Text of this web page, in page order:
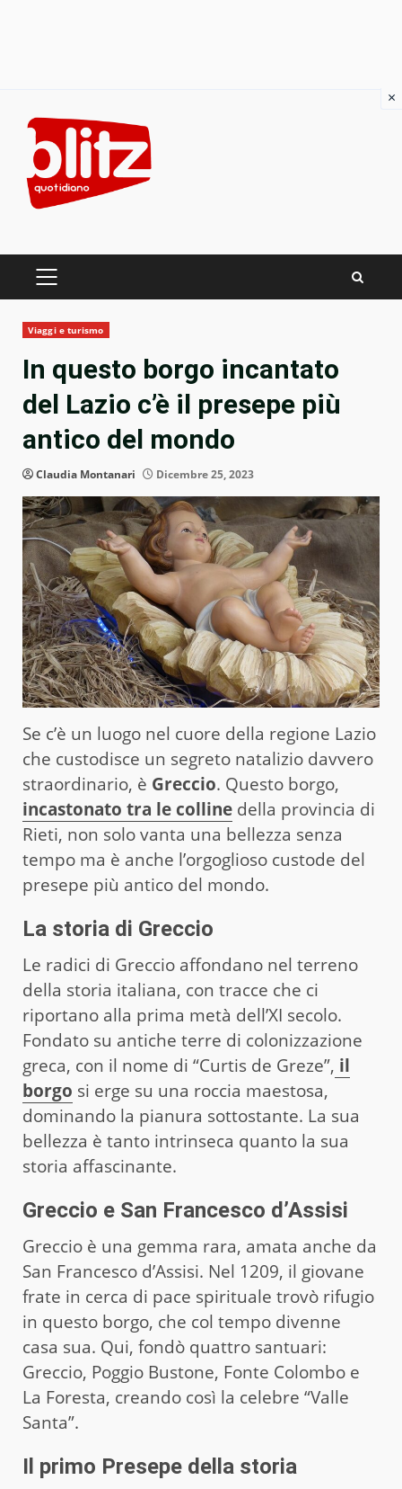
content
PRIMARY
Viaggi e turismo
In questo borgo incantato
del Lazio c’è il presepe più
antico del mondo
Claudia Montanari Dicembre 25, 2023
Se c’è un luogo nel cuore della regione Lazio
che custodisce un segreto natalizio davvero
straordinario, è Greccio. Questo borgo,
incastonato tra le colline della provincia di
Rieti, non solo vanta una bellezza senza
tempo ma è anche l’orgoglioso custode del
presepe più antico del mondo.
La storia di Greccio
Le radici di Greccio affondano nel terreno
della storia italiana, con tracce che ci
riportano alla prima metà dell’XI secolo.
Fondato su antiche terre di colonizzazione
greca, con il nome di “Curtis de Greze”, il
borgo si erge su una roccia maestosa,
dominando la pianura sottostante. La sua
bellezza è tanto intrinseca quanto la sua
storia affascinante.
Greccio e San Francesco d’Assisi
Greccio è una gemma rara, amata anche da
San Francesco d’Assisi. Nel 1209, il giovane
frate in cerca di pace spirituale trovò rifugio
in questo borgo, che col tempo divenne
casa sua. Qui, fondò quattro santuari:
Greccio, Poggio Bustone, Fonte Colombo e
La Foresta, creando così la celebre “Valle
Santa”.
Il primo Presepe della storia
×